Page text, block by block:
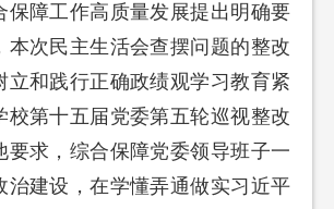
保障工作高质量发展提出明确要
本次民主生活会查摆问题的整改
立和践行正确政绩观学习教育紧
校第十五届党委第五轮巡视整改
要求，综合保障党委领导班子一
治建设，在学懂弄通做实习近平